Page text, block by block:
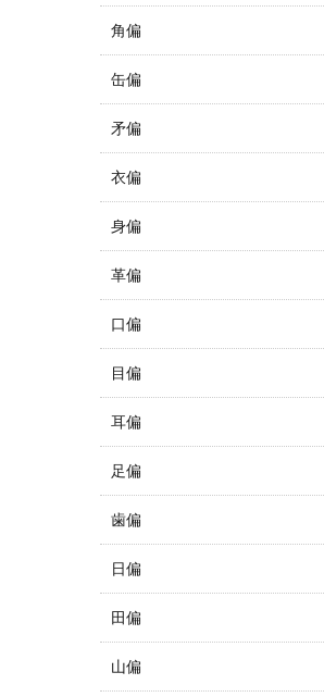
角偏
缶偏
矛偏
衣偏
身偏
革偏
口偏
目偏
耳偏
足偏
歯偏
日偏
田偏
山偏